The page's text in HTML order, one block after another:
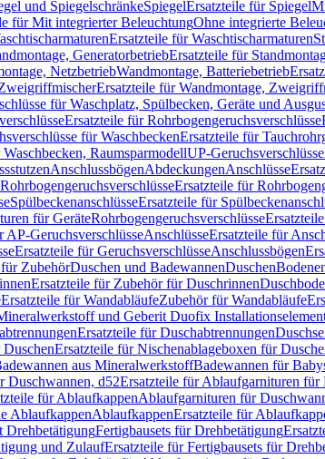
und SpiegelschränkeSpiegelErsatzteile für Spiegel
für Mit integrierter BeleuchtungOhne integrierte
Ersatzteile für Waschtischarmaturen
GeneratorbetriebErsatzteile für
NetzbetriebWandmontage, Batteriebetrieb
Ersatzteile für Wandmontage,
für Waschplatz, Spülbecken, Geräte und
Ersatzteile für Rohrbogengeruchsverschlüsse
für WaschbeckenErsatzteile für
RaumsparmodellUP-Geruchsverschlüsse
AnschlussbögenAbdeckungenAnschlüsse
RohrbogengeruchsverschlüsseErsatzteile für
SpülbeckenanschlüsseErsatzteile für
für GeräteRohrbogengeruchsverschlüsse
AP-GeruchsverschlüsseAnschlüsseErsatzteile für
Ersatzteile für GeruchsverschlüsseAnschlussbögen
ZubehörDuschen und BadewannenDuschen
Ersatzteile für Zubehör für Duschrinnen
Ersatzteile für WandabläufeZubehör für Wandabläufe
und Geberit Duofix
Ersatzteile für Duschabtrennungen
Ersatzteile für Nischenablageboxen für
aus MineralwerkstoffBadewannen für
Duschwannen, d52Ersatzteile für Ablaufgarnituren für
für AblaufkappenAblaufgarnituren für
AblaufkappenAblaufkappenErsatzteile für
DrehbetätigungFertigbausets für Drehbetätigung
und ZulaufErsatzteile für Fertigbausets für